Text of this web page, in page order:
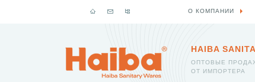
HAIBA
ОПТОВЫЕ
ОТ ИМПОРТЕРА
О КОМПАНИИ